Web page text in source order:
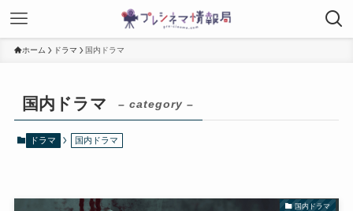
ホーム ドラマ 国内ドラマ
国内ドラマ – category –
ドラマ 国内ドラマ
国内ドラマ